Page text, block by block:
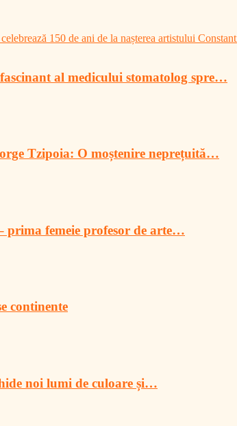
150 de ani de la nașterea artistului
al medicului stomatolog spre…
Tzipoia: O moștenire neprețuită…
prima femeie profesor de arte…
continente
noi lumi de culoare și…